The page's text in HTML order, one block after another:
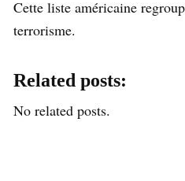
Cette liste américaine
terrorisme.
Related posts:
No related posts.